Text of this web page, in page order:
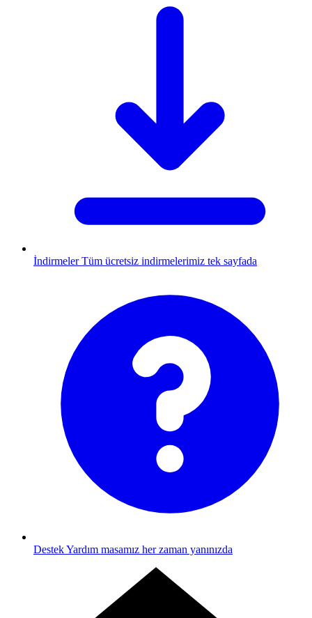
İndirmeler Tüm ücretsiz indirmelerimiz tek sayfada
DestekYardım masamız her zaman yanınızda